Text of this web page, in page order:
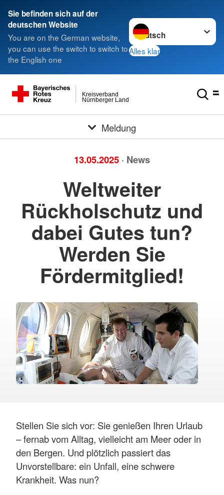
Sie befinden sich auf der
deutschen Website
You are on the German website,
you can use the switch to switch to
the English one
Sprache wechseln zu
Alles klar
Nürnberger Land
Kreisverband
Meldung
13.05.2025 · News
Weltweiter
Rückholschutz und
dabei Gutes tun?
Werden Sie
Fördermitglied!
Stellen Sie sich vor: Sie genießen Ihren Urlaub
– fernab vom Alltag, vielleicht am Meer oder in
den Bergen. Und plötzlich passiert das
Unvorstellbare: ein Unfall, eine schwere
Krankheit. Was nun?